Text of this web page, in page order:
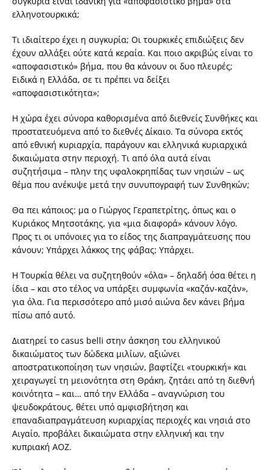
ελληνοτουρκικά;
Τι ιδιαίτερο έχει η συγκυρία; Οι τουρκικές επιδιώξεις δεν
έχουν αλλάξει ούτε κατά κεραία. Και ποιο ακριβώς είναι το
«αποφασιστικό» βήμα, που θα κάνουν οι δυο πλευρές;
Ειδικά η Ελλάδα, σε τι πρέπει να δείξει
«αποφασιστικότητα»;
Η χώρα έχει σύνορα καθορισμένα από διεθνείς Συνθήκες και
προστατευόμενα από το διεθνές Δίκαιο. Τα σύνορα εκτός
από εθνική κυριαρχία, παράγουν και ελληνικά κυριαρχικά
δικαιώματα στην περιοχή. Τι από όλα αυτά είναι
συζητήσιμα – πλην της υφαλοκρηπίδας των νησιών – ως
θέμα που ανέκυψε μετά την συνυπογραφή των Συνθηκών;
Θα πει κάποιος: μα ο Γιώργος Γεραπετρίτης, όπως και ο
Κυριάκος Μητσοτάκης, για «μια διαφορά» κάνουν λόγο.
Προς τι οι υπόνοιες για το είδος της διαπραγμάτευσης που
κάνουν; Υπάρχει λάκκος της φάβας; Υπάρχει.
Η Τουρκία θέλει να συζητηθούν «όλα» – δηλαδή όσα θέτει η
ίδια – και στο τέλος να υπάρξει συμφωνία «καζάν-καζάν»,
για όλα. Για περισσότερο από μισό αιώνα δεν κάνει βήμα
πίσω από αυτό.
Διατηρεί το casus belli στην άσκηση του ελληνικού
δικαιώματος των δώδεκα μιλίων, αξιώνει
αποστρατικοποίηση των νησιών, βαφτίζει «τουρκική» και
χειραγωγεί τη μειονότητα στη Θράκη, ζητάει από τη διεθνή
κοινότητα – και… από την Ελλάδα – αναγνώριση του
ψευδοκράτους, θέτει υπό αμφισβήτηση και
επαναδιαπραγμάτευση κυριαρχίας περιοχές και νησιά στο
Αιγαίο, προβάλει δικαιώματα στην ελληνική και την
κυπριακή ΑΟΖ.